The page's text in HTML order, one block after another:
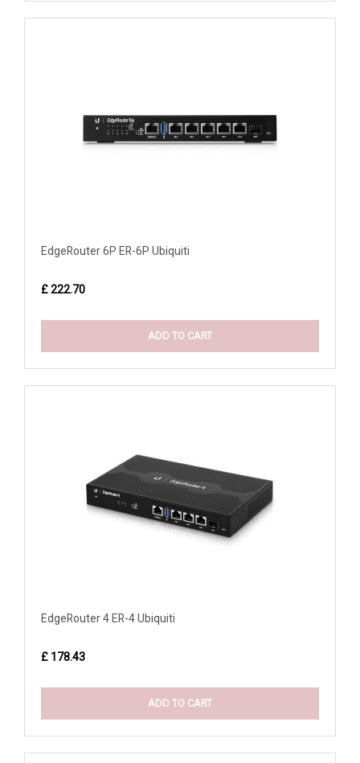
EdgeRouter 6P ER-6P Ubiquiti
£ 222.70
ADD TO CART
EdgeRouter 4 ER-4 Ubiquiti
£ 178.43
ADD TO CART